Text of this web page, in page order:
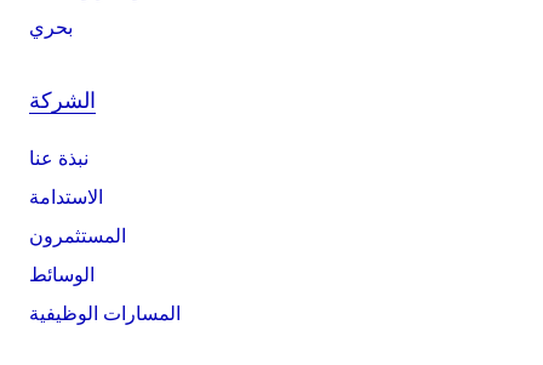
بحري
الشركة
نبذة عنا
الاستدامة
المستثمرون
الوسائط
المسارات الوظيفية